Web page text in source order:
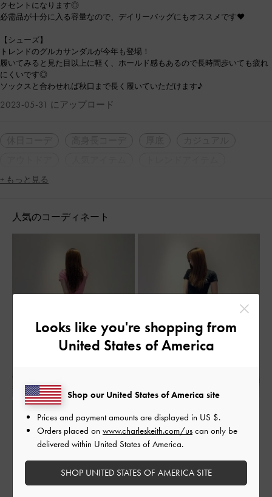
クセントになります◎
必需品が十分に入る容量なので、デイリーバッグにもオススメです❤︎
【シューズ】
トレンドのグルカサンダルが今年も登場！
履いてみると見た目以上に軽く、ホールド感もあるので長時間歩いても疲れ
にくいです◎
ソックスと合わせれば秋口まで長く履いていただけます♪
2023-05-31 にアップロード
+ もっと見る
人気のコーディネート
Looks like you're shopping from
United States of America
Shop our United States of America site
Prices and payment amounts are displayed in US $.
Orders placed on www.charleskeith.com/us can only be
delivered within United States of America.
SHOP UNITED STATES OF AMERICA SITE